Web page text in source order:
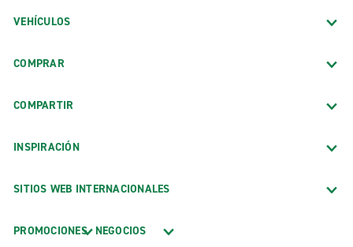
VEHÍCULOS
COMPRAR
COMPARTIR
INSPIRACIÓN
SITIOS WEB INTERNACIONALES
PROMOCIONES NEGOCIOS